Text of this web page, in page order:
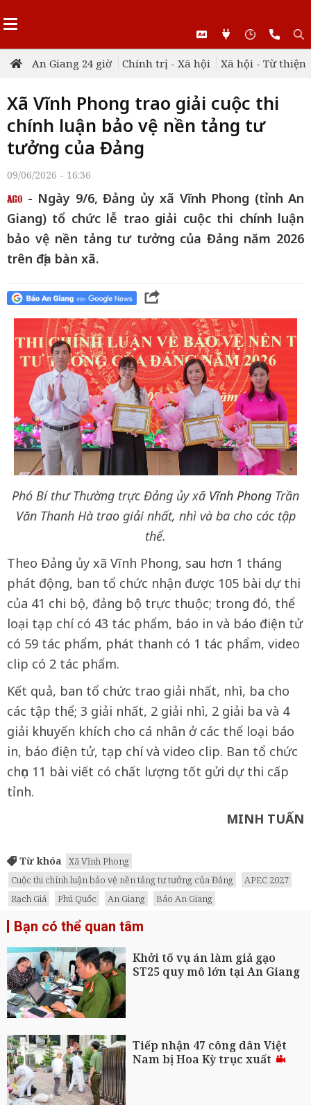
An Giang 24 giờ Chính trị - Xã hội Xã hội - Từ thiện
Xã Vĩnh Phong trao giải cuộc thi
chính luận bảo vệ nền tảng tư
tưởng của Đảng
09/06/2026 - 16:36
- Ngày 9/6, Đảng ủy xã Vĩnh Phong (tỉnh An
Giang) tổ chức lễ trao giải cuộc thi chính luận
bảo vệ nền tảng tư tưởng của Đảng năm 2026
trên địa bàn xã.
Phó Bí thư Thường trực Đảng ủy xã Vĩnh Phong Trần
Văn Thanh Hà trao giải nhất, nhì và ba cho các tập
thể.
Theo Đảng ủy xã Vĩnh Phong, sau hơn 1 tháng
phát động, ban tổ chức nhận được 105 bài dự thi
của 41 chi bộ, đảng bộ trực thuộc; trong đó, thể
loại tạp chí có 43 tác phẩm, báo in và báo điện tử
có 59 tác phẩm, phát thanh có 1 tác phẩm, video
clip có 2 tác phẩm.
Kết quả, ban tổ chức trao giải nhất, nhì, ba cho
các tập thể; 3 giải nhất, 2 giải nhì, 2 giải ba và 4
giải khuyến khích cho cá nhân ở các thể loại báo
in, báo điện tử, tạp chí và video clip. Ban tổ chức
chọn 11 bài viết có chất lượng tốt gửi dự thi cấp
tỉnh.
MINH TUẤN
Từ khóa
Xã Vĩnh Phong
Cuộc thi chính luận bảo vệ nền tảng tư tưởng của Đảng
APEC 2027
Rạch Giá
Phú Quốc An Giang Báo An Giang
Bạn có thể quan tâm
Khởi tố vụ án làm giả gạo
ST25 quy mô lớn tại An Giang
Tiếp nhận 47 công dân Việt
Nam bị Hoa Kỳ trục xuất